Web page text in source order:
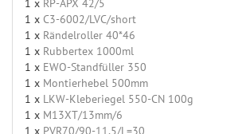
1 x RP-APX 42/5
1 x C3-6002/LVC/short
1 x Rändelroller 40*46
1 x Rubbertex 1000ml
1 x EWO-Standfüller 350
1 x Montierhebel 500mm
1 x LKW-Kleberiegel 550-CN 100g
1 x M13XT/13mm/6
1 x PVR70/90-11,5/L=30